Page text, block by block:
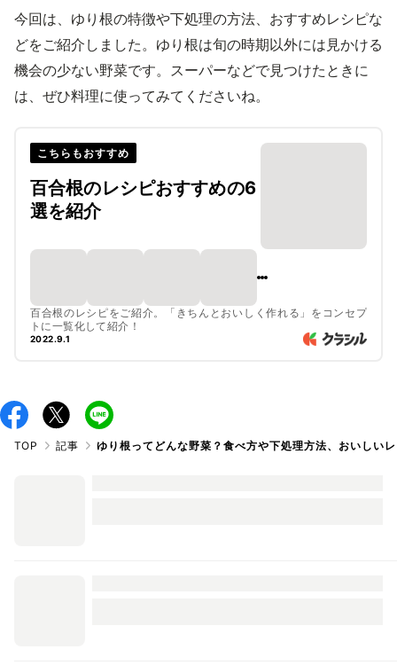
今回は、ゆり根の特徴や下処理の方法、おすすめレシピな
どをご紹介しました。ゆり根は旬の時期以外には見かける
機会の少ない野菜です。スーパーなどで見つけたときに
は、ぜひ料理に使ってみてくださいね。
こちらもおすすめ
百合根のレシピおすすめの6
選を紹介
百合根のレシピをご紹介。「きちんとおいしく作れる」をコンセプ
トに一覧化して紹介！
2022.9.1
TOP 記事 ゆり根ってどんな野菜？食べ方や下処理方法、おいしい